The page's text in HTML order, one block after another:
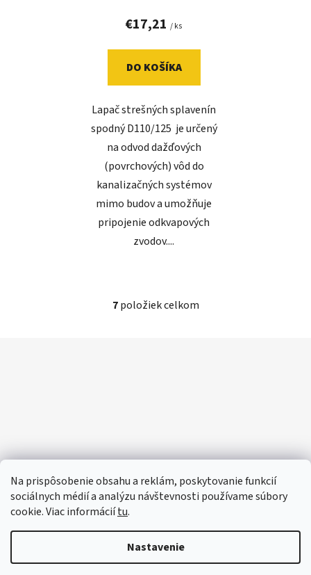
Na prispôsobenie obsahu a reklám, poskytovanie funkcií
sociálnych médií a analýzu návštevnosti používame súbory
cookie. Viac informáciítu.
Nastavenie
€17,21 / ks
DO KOŠÍKA
Lapač strešných splavenín
spodný D110/125 je určený
na odvod dažďových
(povrchových) vôd do
kanalizačných systémov
mimo budov a umožňuje
pripojenie odkvapových
zvodov....
O
p
r
v
k
v
ý
7položiek celkom
e